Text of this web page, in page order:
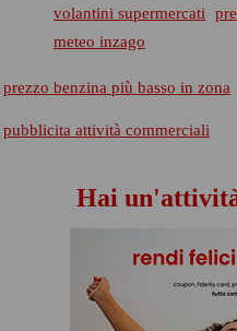
volantini supermercati
meteo inzago
prezzo benzina più basso in zona
pubblicita attività commerciali
Hai